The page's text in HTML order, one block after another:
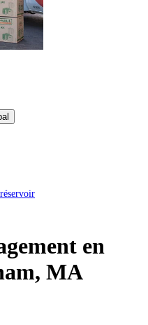
en
MA